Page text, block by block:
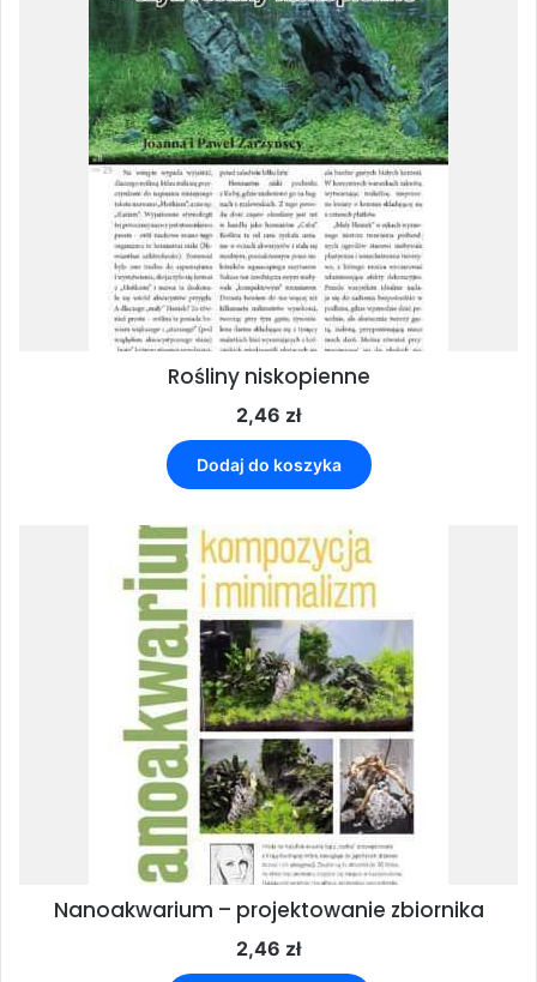
Rośliny niskopienne
2,46 zł
Dodaj do koszyka
Nanoakwarium – projektowanie zbiornika
2,46 zł